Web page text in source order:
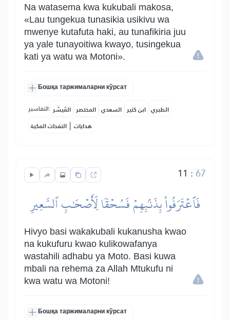
Na watasema kwa kukubali makosa,
«Lau tungekua tunasikia usikivu wa
mwenye kutafuta haki, au tunafikiria juu
ya yale tunayoitiwa kwayo, tusingekua
kati ya watu wa Motoni».
Бошқа таржималарни кўрсат
التفاسير: المُيسَّر المختصر السعدي ابن كثير الطبري
النفحات المكية | هدايات
11 :67
فَٱعۡتَرَفُواْ بِذَنۢبِهِمۡ فَسُحۡقٗا لِّأَصۡحَٰبِ ٱلسَّعِيرِ
Hivyo basi wakakubali kukanusha kwao
na kukufuru kwao kulikowafanya
wastahili adhabu ya Moto. Basi kuwa
mbali na rehema za Allah Mtukufu ni
kwa watu wa Motoni!
Бошқа таржималарни кўрсат